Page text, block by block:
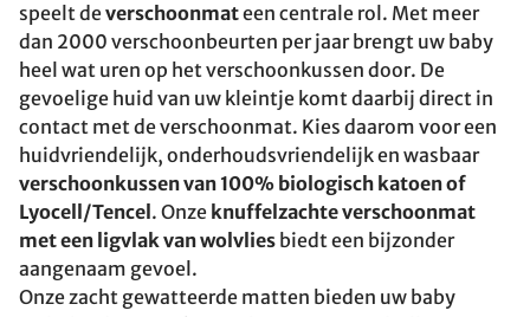
speelt deverschoonmateen centrale rol. Met meer
dan 2000 verschoonbeurten per jaar brengt uw baby
heel wat uren op het verschoonkussen door. De
gevoelige huid van uw kleintje komt daarbij direct in
contact met de verschoonmat. Kies daarom voor een
huidvriendelijk, onderhoudsvriendelijk en wasbaar
verschoonkussen van 100% biologisch katoen of
Lyocell/Tencel . Onze knuffelzachte verschoonmat
met een ligvlak van wolvlies biedt een bijzonder
aangenaam gevoel.
Onze zacht gewatteerde matten bieden uw baby